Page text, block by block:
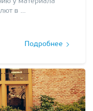
в …
Подробнее